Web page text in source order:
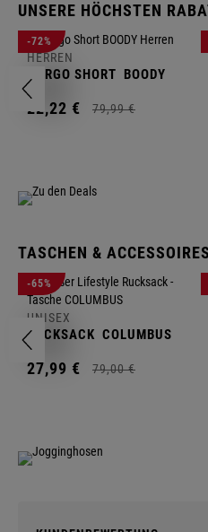
UNSERE HÖCHSTEN
-72%
HERREN
CARGO SHORT BOODY
22,22 € 79,99 €
TASCHEN & ACCESSOIRES
-65%
UNISEX
RUCKSACK COLUMBUS
27,99 € 79,00 €